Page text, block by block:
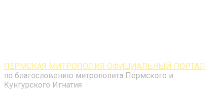
ПЕРМСКАЯ МИТРОПОЛИЯ ОФИЦИАЛЬНЫЙ ПОРТАЛ
по благословению митрополита Пермского и
Кунгурского Игнатия